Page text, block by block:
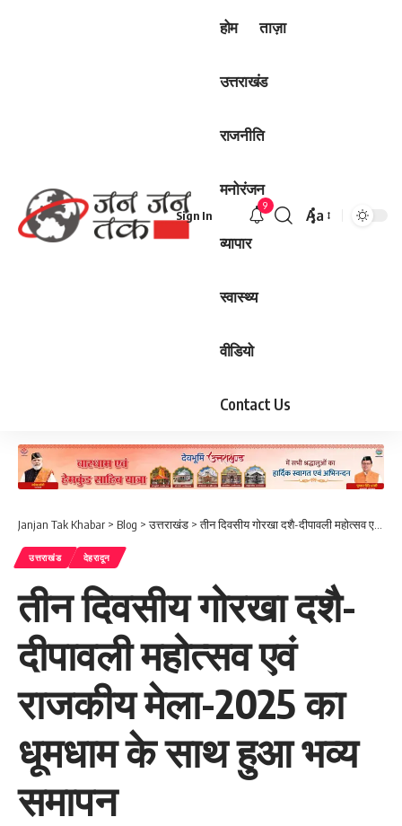
होम ताज़ा
उत्तराखंड
राजनीति
मनोरंजन
व्यापार
स्वास्थ्य
वीडियो
Contact Us
Sign In
9
Font
Aa
Janjan Tak Khabar > Blog >उत्तराखंड >तीन दिवसीय गोरखा दशै-दीपावली महोत्सव एवं राजकीय मेला-2025 का धूमधाम के साथ हुआ भव्य समापन
उत्तराखंड देहरादून
तीन दिवसीय गोरखा दशै-
दीपावली महोत्सव एवं
राजकीय मेला-2025 का
धूमधाम के साथ हुआ भव्य
समापन